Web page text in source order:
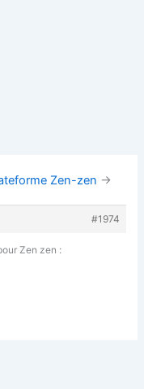
Zen-zen →
#1974
Zen zen :